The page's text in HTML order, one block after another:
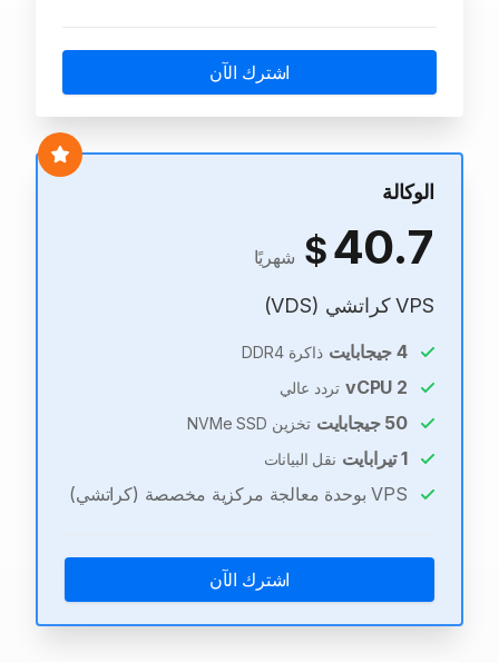
اشترك الآن
الوكالة
40.7
$ شهريًا
VPS كراتشي (VDS)
4جيجابايت ذاكرة DDR4
2 تردد عالي
50 جيجابايت تخزين NVMe SSD
1تيرابايت نقل البيانات
VPS بوحدة معالجة مركزية مخصصة (كراتشي)
اشترك الآن